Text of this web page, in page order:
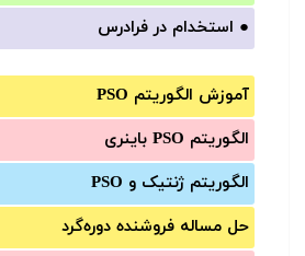
● استخدام در فرادرس
آموزش الگوریتم PSO
الگوریتم PSO باینری
الگوریتم ژنتیک و PSO
حل مساله فروشنده دوره‌گرد